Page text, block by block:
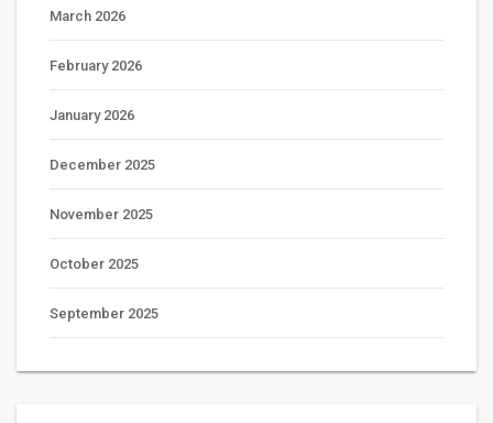
March 2026
February 2026
January 2026
December 2025
November 2025
October 2025
September 2025